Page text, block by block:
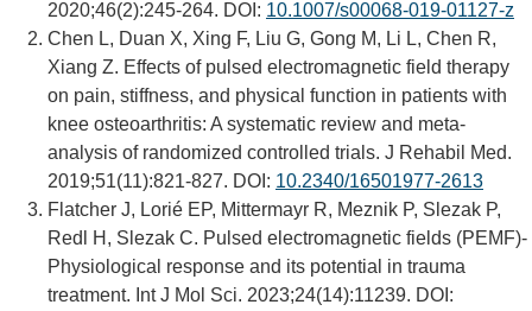
2020;46(2):245-264. DOI: 10.1007/s00068-019-01127-z
Chen L, Duan X, Xing F, Liu G, Gong M, Li L, Chen R,
Xiang Z. Effects of pulsed electromagnetic field therapy
on pain, stiffness, and physical function in patients with
knee osteoarthritis: A systematic review and meta-
analysis of randomized controlled trials. J Rehabil Med.
2019;51(11):821-827. DOI: 10.2340/16501977-2613
Flatcher J, Lorié EP, Mittermayr R, Meznik P, Slezak P,
Redl H, Slezak C. Pulsed electromagnetic fields (PEMF)-
Physiological response and its potential in trauma
treatment. Int J Mol Sci. 2023;24(14):11239. DOI: